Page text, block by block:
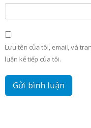
Lưu tên của tôi, email, và
luận kế tiếp của tôi.